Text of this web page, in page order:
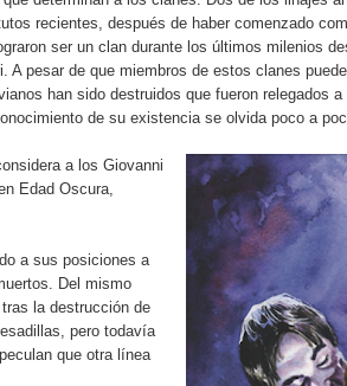
recientes, después de haber comenzado
ser un clan durante los últimos milenios
A pesar de que miembros de estos clanes
han sido destruidos que fueron relegados
de su existencia se olvida poco a
a los Giovanni
Edad Oscura,
a sus posiciones a
Del mismo
la destrucción de
pero todavía
que otra línea